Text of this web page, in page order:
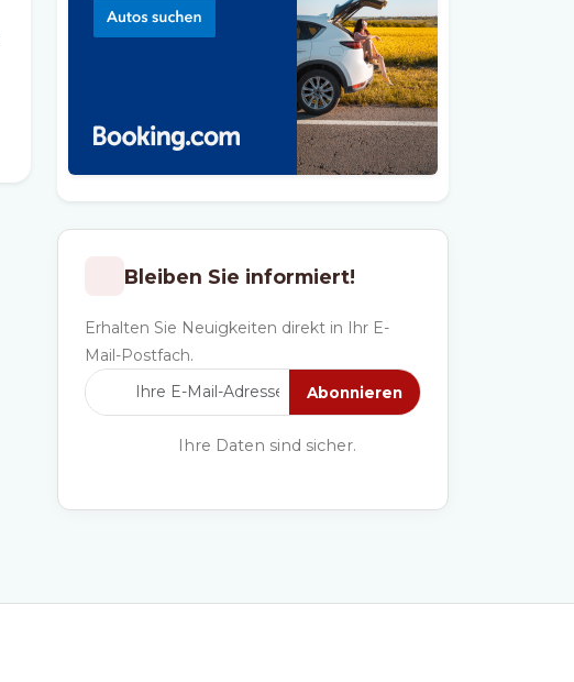
Bleiben Sie informiert!
Erhalten Sie Neuigkeiten direkt in Ihr E-
Mail-Postfach.
Abonnieren
Ihre Daten sind sicher.